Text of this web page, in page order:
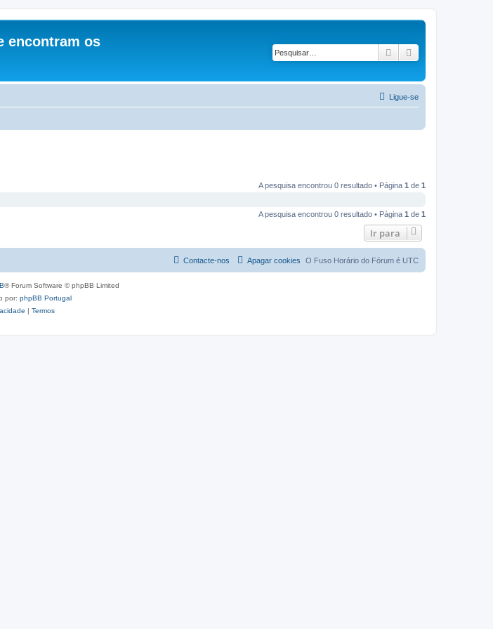
encontram os
Pesquisar
Ligue-se
A pesquisa encontrou 0 resultado • Página 1 de 1
A pesquisa encontrou 0 resultado • Página 1 de 1
Ir para
O Fuso Horário do Fórum é UTC
Apagar cookies
Contacte-nos
® Forum Software © phpBB Limited
por: phpBB Portugal
| Termos